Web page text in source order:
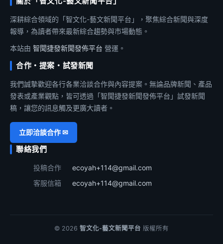
深耕綜合領域的「智文化-藝文新聞平台」，聚焦綜合新聞與深度
報導，為讀者帶來最新綜合趨勢與市場動態。
本站由 智聞捷發新聞發佈平台 營運。
合作・提案・試發新聞
我們誠摯歡迎各行各業洽談合作與內容提案。無論品牌新聞、產品
發表或產業觀點，皆可透過「智聞捷發新聞發佈平台」試發新聞
稿，讓您的訊息觸及更廣大讀者。
立即洽談合作 ✉
聯絡我們
投稿合作
ecoyah+114@gmail.com
客服信箱
ecoyah+114@gmail.com
© 2026 智文化-藝文新聞平台 版權所有